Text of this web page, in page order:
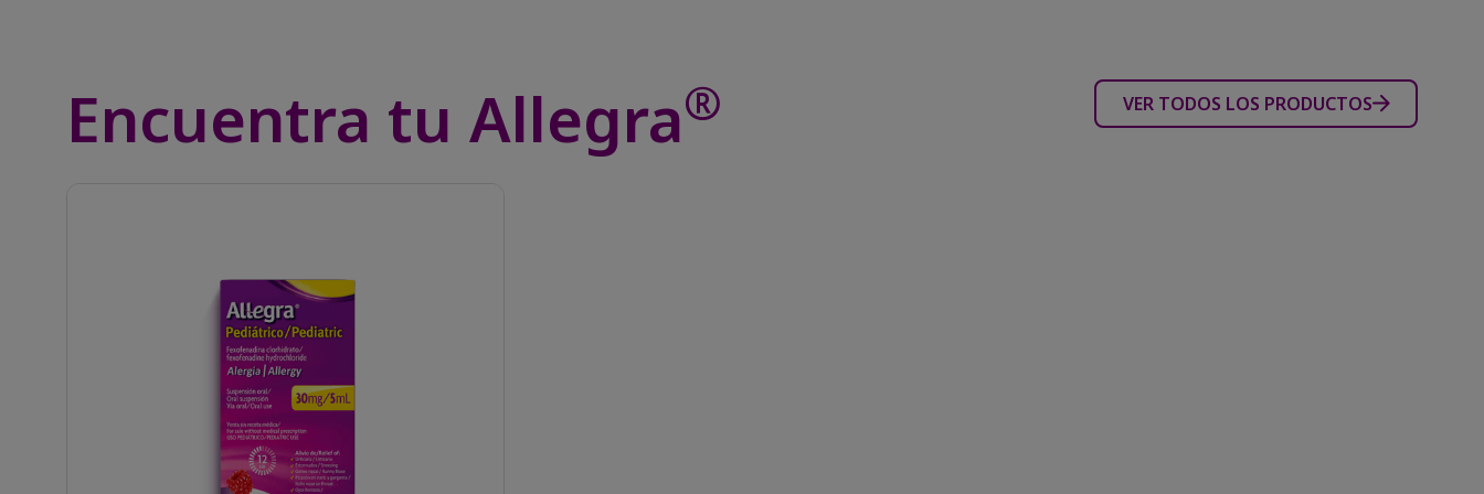
Encuentra tu Allegra® VER TODOS LOS PRODUCTOS